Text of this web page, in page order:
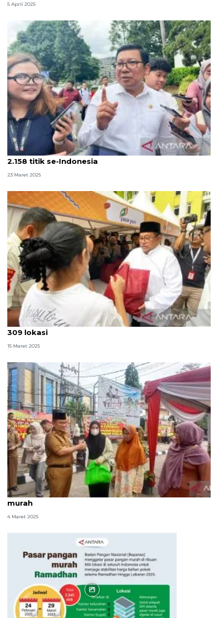
5 April 2025
Bapanas: Gerakan pangan murah digelar pada
2.158 titik se-Indonesia
23 Maret 2025
Pangan murah keliling Jakarta bakal menjangkau
309 lokasi
15 Maret 2025
Pemkot Jambi sediakan 4.000 paket pangan
murah
4 Maret 2025